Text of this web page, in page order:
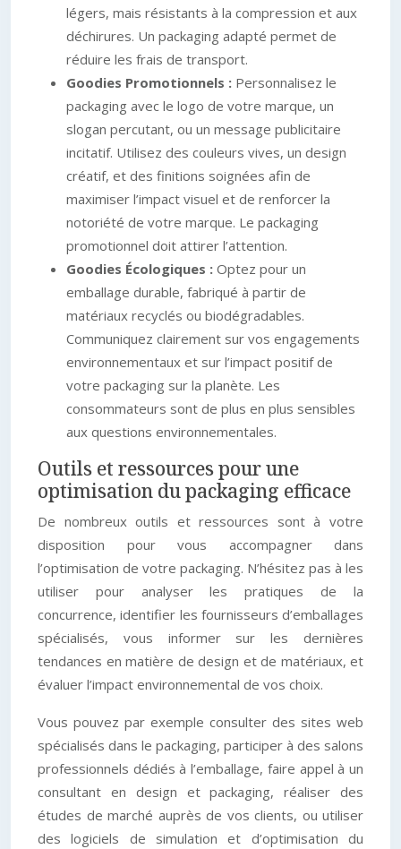
légers, mais résistants à la compression et aux
déchirures. Un packaging adapté permet de
réduire les frais de transport.
Goodies Promotionnels : Personnalisez le
packaging avec le logo de votre marque, un
slogan percutant, ou un message publicitaire
incitatif. Utilisez des couleurs vives, un design
créatif, et des finitions soignées afin de
maximiser l’impact visuel et de renforcer la
notoriété de votre marque. Le packaging
promotionnel doit attirer l’attention.
Goodies Écologiques : Optez pour un
emballage durable, fabriqué à partir de
matériaux recyclés ou biodégradables.
Communiquez clairement sur vos engagements
environnementaux et sur l’impact positif de
votre packaging sur la planète. Les
consommateurs sont de plus en plus sensibles
aux questions environnementales.
Outils et ressources pour une
optimisation du packaging efficace
De nombreux outils et ressources sont à votre
disposition pour vous accompagner dans
l’optimisation de votre packaging. N’hésitez pas à les
utiliser pour analyser les pratiques de la
concurrence, identifier les fournisseurs d’emballages
spécialisés, vous informer sur les dernières
tendances en matière de design et de matériaux, et
évaluer l’impact environnemental de vos choix.
Vous pouvez par exemple consulter des sites web
spécialisés dans le packaging, participer à des salons
professionnels dédiés à l’emballage, faire appel à un
consultant en design et packaging, réaliser des
études de marché auprès de vos clients, ou utiliser
des logiciels de simulation et d’optimisation du